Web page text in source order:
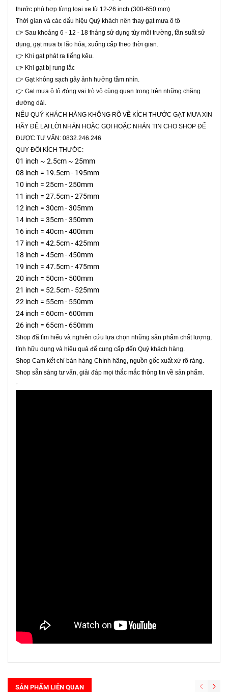
thước phù hợp từng loại xe từ 12-26 inch (300-650 mm)
Thời gian và các dấu hiệu Quý khách nên thay gạt mưa ô tô
👉 Sau khoảng 6 - 12 - 18 tháng sử dụng tùy môi trường, tần suất sử
dụng, gạt mưa bị lão hóa, xuống cấp theo thời gian.
👉 Khi gạt phát ra tiếng kêu.
👉 Khi gạt bị rung lắc
👉 Gạt không sạch gây ảnh hưởng tầm nhìn.
👉 Gạt mưa ô tô đóng vai trò vô cùng quan trọng trên những chặng
đường dài.
NẾU QUÝ KHÁCH HÀNG KHÔNG RÕ VỀ KÍCH THƯỚC GẠT MƯA XIN
HÃY ĐỂ LẠI LỜI NHẮN HOẶC GỌI HOẶC NHẮN TIN CHO SHOP ĐỂ
ĐƯỢC TƯ VẤN: 0832.246.246
QUY ĐỔI KÍCH THƯỚC:
01 inch ~ 2.5cm ~ 25mm
08 inch = 19.5cm - 195mm
10 inch = 25cm - 250mm
11 inch = 27.5cm - 275mm
12 inch = 30cm - 305mm
14 inch = 35cm - 350mm
16 inch = 40cm - 400mm
17 inch = 42.5cm - 425mm
18 inch = 45cm - 450mm
19 inch = 47.5cm - 475mm
20 inch = 50cm - 500mm
21 inch = 52.5cm - 525mm
22 inch = 55cm - 550mm
24 inch = 60cm - 600mm
26 inch = 65cm - 650mm
Shop đã tìm hiểu và nghiên cứu lựa chọn những sản phẩm chất lượng,
tính hữu dụng và hiệu quả để cung cấp đến Quý khách hàng.
Shop Cam kết chỉ bán hàng Chính hãng, nguồn gốc xuất xứ rõ ràng.
Shop sẵn sàng tư vấn, giải đáp mọi thắc mắc thông tin về sản phẩm.
-
SẢN PHẨM LIÊN QUAN